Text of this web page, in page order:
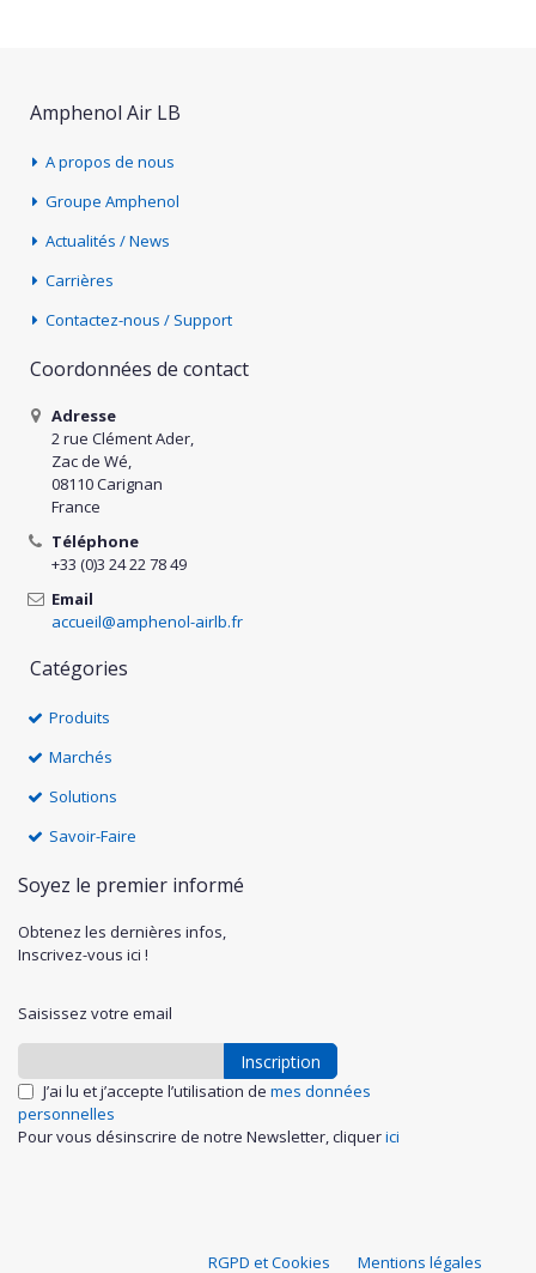
Amphenol Air LB
A propos de nous
Groupe Amphenol
Actualités / News
Carrières
Contactez-nous / Support
Coordonnées de contact
Adresse
2 rue Clément Ader,
Zac de Wé,
08110 Carignan
France
Téléphone
+33 (0)3 24 22 78 49
Email
accueil@amphenol-airlb.fr
Catégories
Produits
Marchés
Solutions
Savoir-Faire
Soyez le premier informé
Obtenez les dernières infos,
Inscrivez-vous ici !
Saisissez votre email
Inscription
J’ai lu et j’accepte l’utilisation de mes données
personnelles
Pour vous désinscrire de notre Newsletter, cliquerici
RGPD et Cookies Mentions légales